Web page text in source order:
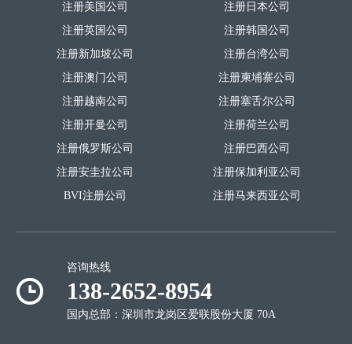
注册美国公司
注册英国公司
注册新加坡公司
注册澳门公司
注册日本公司
注册韩国公司
注册台湾公司
注册柬埔寨公司
注册越南公司
注册开曼公司
注册俄罗斯公司
注册安圭拉公司
BVI注册公司
注册塞舌尔公司
注册荷兰公司
注册巴西公司
注册保加利亚公司
注册马来西亚公司
咨询热线
138-2652-8954
国内总部：深圳市龙岗区爱联股份大厦 70A